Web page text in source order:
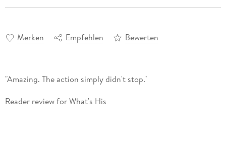
Merken Empfehlen Bewerten
"Amazing. The action simply didn't stop."